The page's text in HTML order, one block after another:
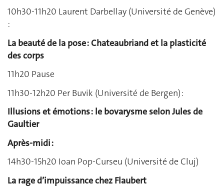
10h30-11h20 Laurent Darbellay (Université de Genève)
:
La beauté de la pose : Chateaubriand et la plasticité
des corps
11h20 Pause
11h30-12h20 Per Buvik (Université de Bergen) :
Illusions et émotions : le bovarysme selon Jules de
Gaultier
Après-midi :
14h30-15h20 Ioan Pop-Curseu (Université de Cluj)
La rage d’impuissance chez Flaubert